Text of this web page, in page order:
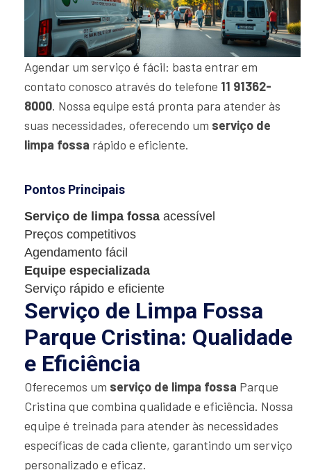
Agendar um serviço é fácil: basta entrar em
contato conosco através do telefone 11 91362-
8000. Nossa equipe está pronta para atender às
suas necessidades, oferecendo um serviço de
limpa fossa rápido e eficiente.
Pontos Principais
Serviço de limpa fossa acessível
Preços competitivos
Agendamento fácil
Equipe especializada
Serviço rápido e eficiente
Serviço de Limpa Fossa
Parque Cristina: Qualidade
e Eficiência
Oferecemos um serviço de limpa fossa Parque
Cristina que combina qualidade e eficiência. Nossa
equipe é treinada para atender às necessidades
específicas de cada cliente, garantindo um serviço
personalizado e eficaz.